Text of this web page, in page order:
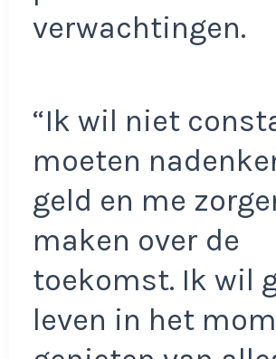
verwachtingen.
“Ik wil niet
moeten
geld en me
maken over de
toekomst. Ik wil
leven in het